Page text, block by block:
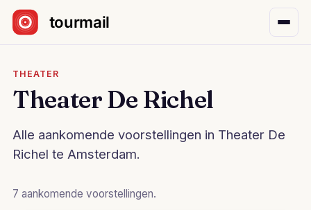
Sla navigatie over
THEATER
Theater De Richel
Alle aankomende voorstellingen in Theater De
Richel te Amsterdam.
7 aankomende voorstellingen.